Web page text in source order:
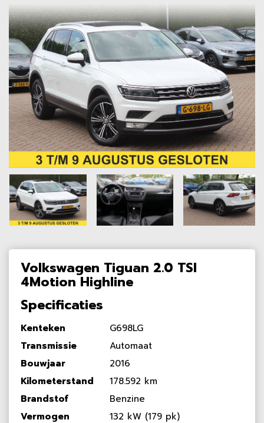
Volkswagen Tiguan 2.0 TSI
4Motion Highline
Specificaties
Kenteken
G698LG
Transmissie
Automaat
Bouwjaar
2016
Kilometerstand
178.592 km
Brandstof
Benzine
Vermogen
132 kW (179 pk)